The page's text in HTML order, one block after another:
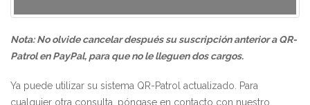
Nota: No olvide cancelar después su suscripción anterior a QR-
Patrol en PayPal, para que no le lleguen dos cargos.
Ya puede utilizar su sistema QR-Patrol actualizado. Para
cualquier otra consulta, póngase en contacto con nuestro